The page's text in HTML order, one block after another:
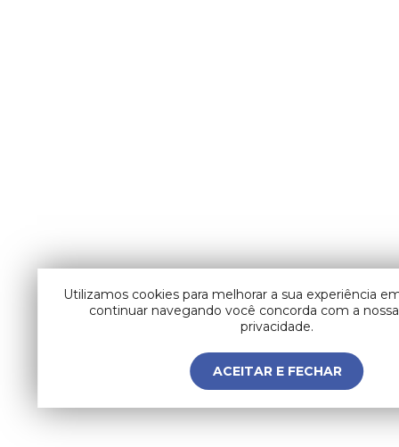
Utilizamos cookies para melhorar a sua experiência
continuar navegando você concorda com a
privacidade.
ACEITAR E FECHAR